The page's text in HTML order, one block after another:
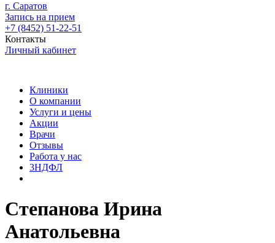
г. Саратов
Запись на прием
+7 (8452) 51-22-51
Контакты
Личный кабинет
Клиники
О компании
Услуги и цены
Акции
Врачи
Отзывы
Работа у нас
3НДФЛ
Степанова Ирина
Анатольевна